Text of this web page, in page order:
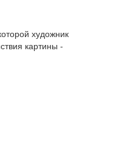
художник
картины -